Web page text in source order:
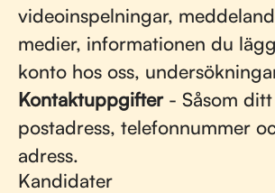
videoinspelningar,
medier, informationen du
konto hos oss,
Kontaktuppgifter- Såsom
postadress, telefonnummer
adress.
Kandidater